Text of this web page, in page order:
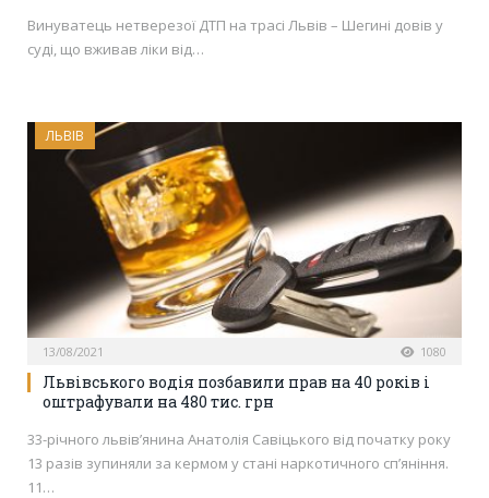
Винуватець нетверезої ДТП на трасі Львів – Шегині довів у
суді, що вживав ліки від…
ЛЬВІВ
13/08/2021 1080
Львівського водія позбавили прав на 40 років і
оштрафували на 480 тис. грн
33-річного львів’янина Анатолія Савіцького від початку року
13 разів зупиняли за кермом у стані наркотичного сп’яніння.
11…